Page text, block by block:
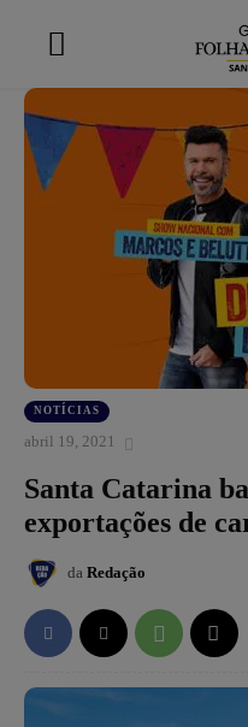
NOTÍCIAS
abril 19, 2021
Santa Catarina
exportações de
da Redação